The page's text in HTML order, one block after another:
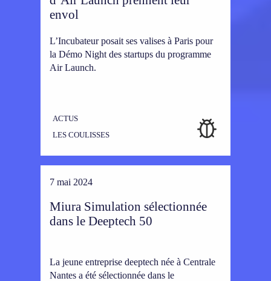
envol
L’Incubateur posait ses valises à Paris pour
la Démo Night des startups du programme
Air Launch.
ACTUS
LES COULISSES
7 mai 2024
Miura Simulation sélectionnée
dans le Deeptech 50
La jeune entreprise deeptech née à Centrale
Nantes a été sélectionnée dans le